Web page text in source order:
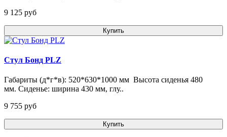
9 125 pуб
Купить
Стул Бонд PLZ
Габариты (д*г*в): 520*630*1000 мм Высота сиденья 480
мм. Сиденье: ширина 430 мм, глу..
9 755 pуб
Купить